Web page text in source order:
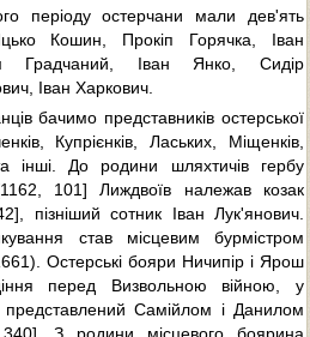
періоду остерчани мали дев'ять
Кошин, Прокiп Горячка, Iван
Градчаний, Iван Янко, Сидiр
Іван Харкович.
бачимо представників остерської
Купрієнків, Лаських, Міщенків,
інші. До родини шляхтичів гербу
101] Лиждвоїв належав козак
пізніший сотник Іван Лук'янович.
став місцевим бурмістром
Остерські бояри Ничипір і Ярош
перед Визвольною війною, у
представлений Самійлом і Данилом